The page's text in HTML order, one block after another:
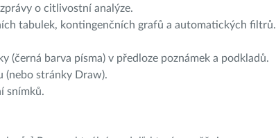
o citlivostní analýze.
tabulek, kontingenčních grafů a automatických filtrů.
barva písma) v předloze poznámek a podkladů.
(nebo stránky Draw).
snímků.